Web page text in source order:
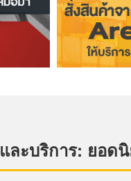
ละบริการ: ยอด